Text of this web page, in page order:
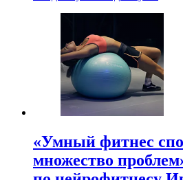
«Умный фитнес
множество